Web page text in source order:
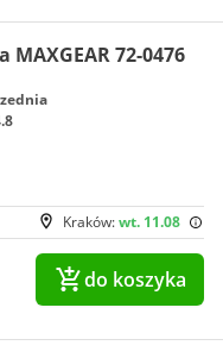
72-0476
Kraków:wt. 11.08
do koszyka